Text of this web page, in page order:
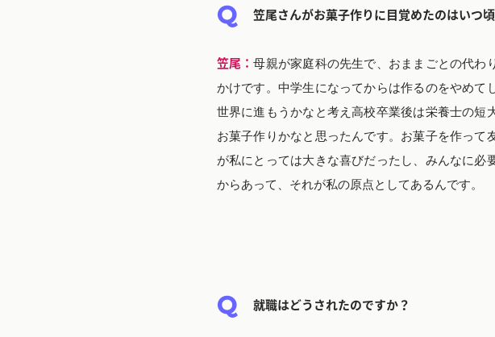
笠尾さんがお菓子作りに目覚めたのはいつ
笠尾：母親が家庭科の先生で、おままごとの代わ
かけです。中学生になってからは作るのをやめ
世界に進もうかなと考え高校卒業後は栄養士の短
お菓子作りかなと思ったんです。お菓子を作っ
が私にとっては大きな喜びだったし、みんなに
からあって、それが私の原点としてあるんです。
就職はどうされたのですか？